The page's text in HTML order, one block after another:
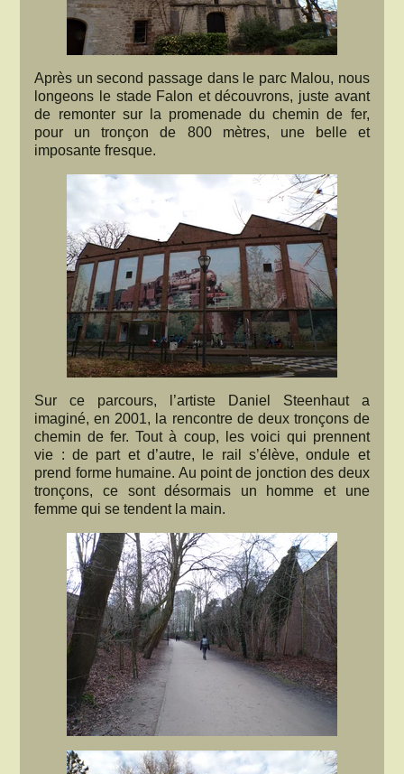
Après un second passage dans le parc Malou, nous
longeons le stade Falon et découvrons, juste avant
de remonter sur la promenade du chemin de fer,
pour un tronçon de 800 mètres, une belle et
imposante fresque.
Sur ce parcours, l’artiste Daniel Steenhaut a
imaginé, en 2001, la rencontre de deux tronçons de
chemin de fer. Tout à coup, les voici qui prennent
vie : de part et d’autre, le rail s’élève, ondule et
prend forme humaine. Au point de jonction des deux
tronçons, ce sont désormais un homme et une
femme qui se tendent la main.